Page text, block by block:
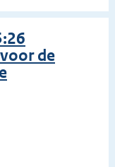
de